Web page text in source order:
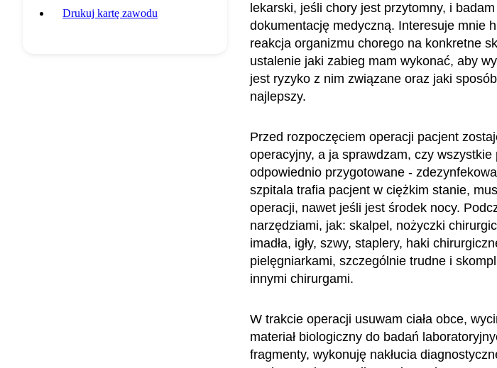
Drukuj kartę zawodu
lekarski, jeśli chory jest przytomny, i
dokumentację medyczną. Interesuje mnie
reakcja organizmu chorego na konkretne
ustalenie jaki zabieg mam wykonać, aby
jest ryzyko z nim związane oraz jaki
najlepszy.
Przed rozpoczęciem operacji pacjent
operacyjny, a ja sprawdzam, czy
odpowiednio przygotowane -
szpitala trafia pacjent w ciężkim stanie,
operacji, nawet jeśli jest środek nocy.
narzędziami, jak: skalpel, nożyczki
imadła, igły, szwy, staplery, haki
pielęgniarkami, szczególnie trudne i
innymi chirurgami.
W trakcie operacji usuwam ciała obce,
materiał biologiczny do badań
fragmenty, wykonuję nakłucia